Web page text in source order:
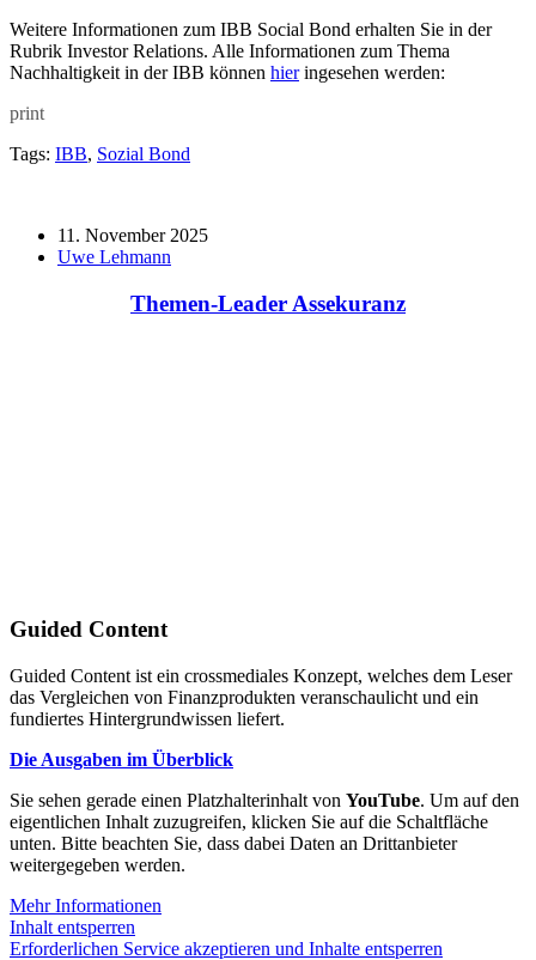
Weitere Informationen zum IBB Social Bond erhalten Sie in der
Rubrik Investor Relations. Alle Informationen zum Thema
Nachhaltigkeit in der IBB können hieringesehen werden:
print
Tags: IBB, Sozial Bond
11. November 2025
Uwe Lehmann
Themen-Leader Assekuranz
Guided Content
Guided Content ist ein crossmediales Konzept, welches dem Leser
das Vergleichen von Finanzprodukten veranschaulicht und ein
fundiertes Hintergrundwissen liefert.
Die Ausgaben im Überblick
Sie sehen gerade einen Platzhalterinhalt von YouTube. Um auf den
eigentlichen Inhalt zuzugreifen, klicken Sie auf die Schaltfläche
unten. Bitte beachten Sie, dass dabei Daten an Drittanbieter
weitergegeben werden.
Mehr Informationen
Inhalt entsperren
Erforderlichen Service akzeptieren und Inhalte entsperren